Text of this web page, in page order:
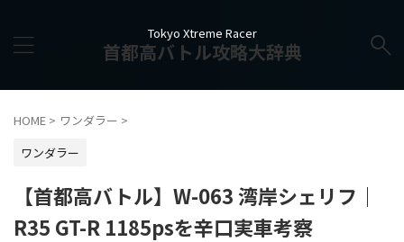
Tokyo Xtreme Racer
首都高バトル攻略大辞典
HOME > ワンダラー >
ワンダラー
【首都高バトル】W-063 湾岸シェリフ｜
R35 GT-R 1185psを辛口実車考察